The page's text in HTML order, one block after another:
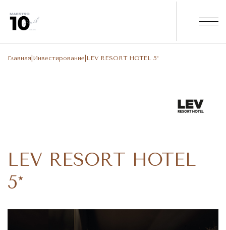
Главная Инвестирование LEV RESORT HOTEL 5*
LEV RESORT HOTEL
5*